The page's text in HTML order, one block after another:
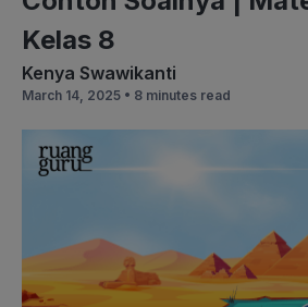
Kelas 8
Kenya Swawikanti
March 14, 2025 • 8 minutes read